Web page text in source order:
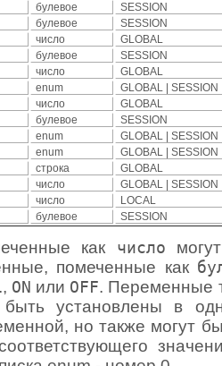
булевое
SESSION
булевое
SESSION
число
GLOBAL
булевое
SESSION
число
GLOBAL
enum
GLOBAL | SESSION
число
GLOBAL
булевое
SESSION
enum
GLOBAL | SESSION
enum
GLOBAL | SESSION
строка
GLOBAL
число
GLOBAL | SESSION
число
LOCAL
булевое SESSION
как число
помеченные как
, ON или OFF. Переменные
установлены в
но также могут